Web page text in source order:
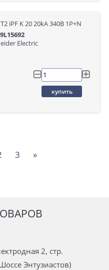
iPF K 20 20kA 340В 1P+N
Electric
купить
3 »
2, стр.
Энтузиастов)